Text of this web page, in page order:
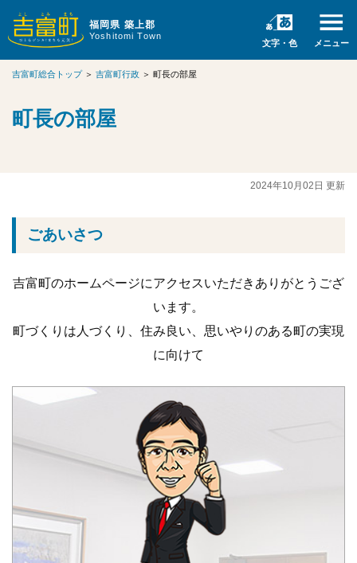
福岡県 築上郡
Yoshitomi Town
文字・色 メニュー
吉富町総合トップ＞ 吉富町行政 ＞ 町長の部屋
町長の部屋
2024年10月02日 更新
ごあいさつ
吉富町のホームページにアクセスいただきありがとうござ
います。
町づくりは人づくり、住み良い、思いやりのある町の実現
に向けて